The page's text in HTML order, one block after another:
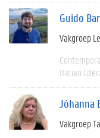
Guido
Vakgroep
Italian
Jóhanna
Vakgroep